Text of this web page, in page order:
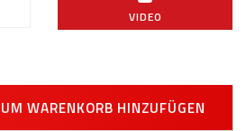
VIDEO
WARENKORB HINZUFÜGEN